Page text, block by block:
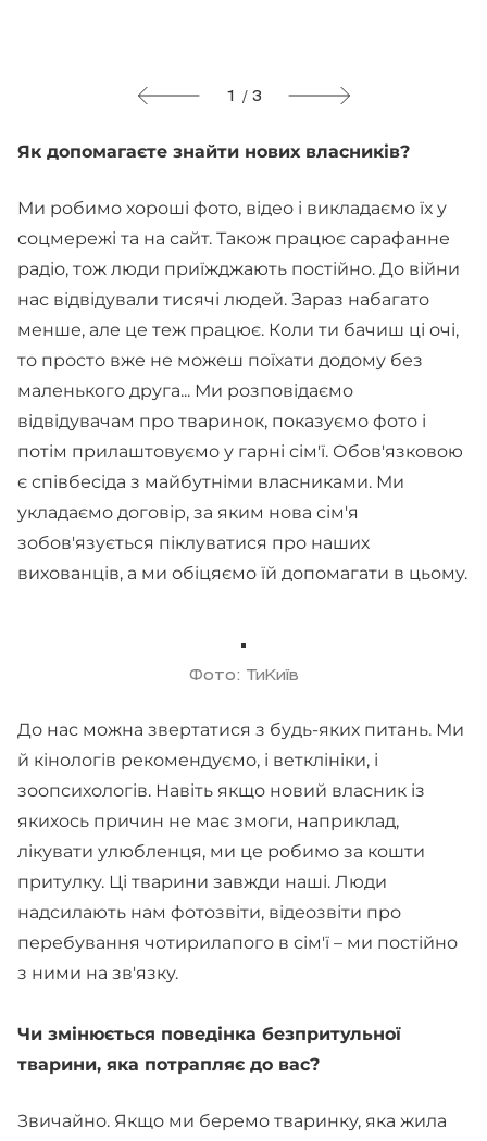
1 / 3
Як допомагаєте знайти нових власників?
Ми робимо хороші фото, відео і викладаємо їх у
соцмережі та на сайт. Також працює сарафанне
радіо, тож люди приїжджають постійно. До війни
нас відвідували тисячі людей. Зараз набагато
менше, але це теж працює. Коли ти бачиш ці очі,
то просто вже не можеш поїхати додому без
маленького друга... Ми розповідаємо
відвідувачам про тваринок, показуємо фото і
потім прилаштовуємо у гарні сім'ї. Обов'язковою
є співбесіда з майбутніми власниками. Ми
укладаємо договір, за яким нова сім'я
зобов'язується піклуватися про наших
вихованців, а ми обіцяємо їй допомагати в цьому.
Фото: ТиКиїв
До нас можна звертатися з будь-яких питань. Ми
й кінологів рекомендуємо, і ветклініки, і
зоопсихологів. Навіть якщо новий власник із
якихось причин не має змоги, наприклад,
лікувати улюбленця, ми це робимо за кошти
притулку. Ці тварини завжди наші. Люди
надсилають нам фотозвіти, відеозвіти про
перебування чотирилапого в сім'ї – ми постійно
з ними на зв'язку.
Чи змінюється поведінка безпритульної
тварини, яка потрапляє до вас?
Звичайно. Якщо ми беремо тваринку, яка жила